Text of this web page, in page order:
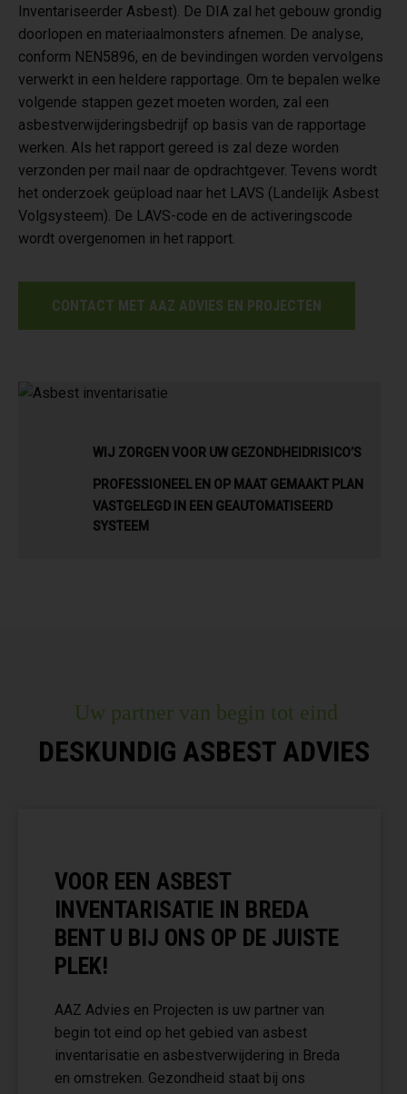
Inventariseerder Asbest). De DIA zal het gebouw grondig
doorlopen en materiaalmonsters afnemen. De analyse,
conform NEN5896, en de bevindingen worden vervolgens
verwerkt in een heldere rapportage. Om te bepalen welke
volgende stappen gezet moeten worden, zal een
asbestverwijderingsbedrijf op basis van de rapportage
werken. Als het rapport gereed is zal deze worden
verzonden per mail naar de opdrachtgever. Tevens wordt
het onderzoek geüpload naar het LAVS (Landelijk Asbest
Volgsysteem). De LAVS-code en de activeringscode
wordt overgenomen in het rapport.
CONTACT MET AAZ ADVIES EN PROJECTEN
WIJ ZORGEN VOOR UW GEZONDHEIDRISICO’S
PROFESSIONEEL EN OP MAAT GEMAAKT PLAN
VASTGELEGD IN EEN GEAUTOMATISEERD
SYSTEEM
Uw partner van begin tot eind
DESKUNDIG ASBEST ADVIES
VOOR EEN ASBEST
INVENTARISATIE IN BREDA
BENT U BIJ ONS OP DE JUISTE
PLEK!
AAZ Advies en Projecten is uw partner van
begin tot eind op het gebied van asbest
inventarisatie en asbestverwijdering in Breda
en omstreken. Gezondheid staat bij ons